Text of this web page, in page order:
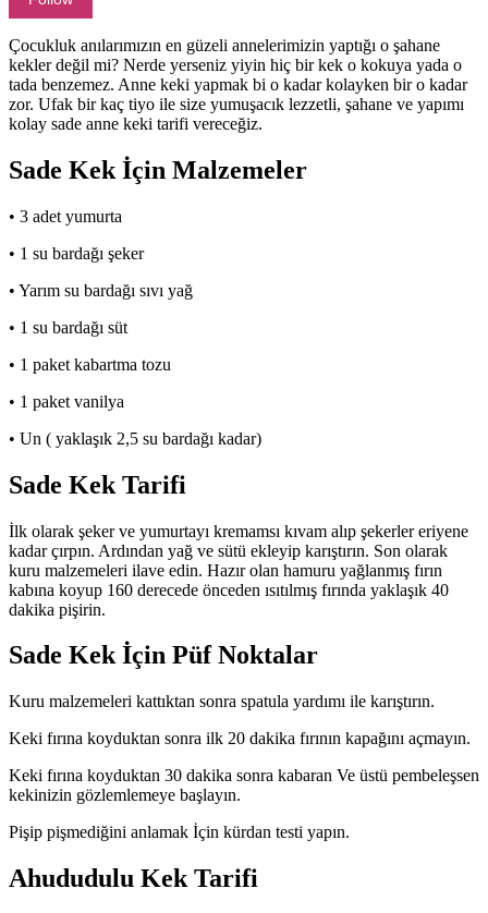
Çocukluk anılarımızın en güzeli annelerimizin yaptığı o şahane
kekler değil mi? Nerde yerseniz yiyin hiç bir kek o kokuya yada o
tada benzemez. Anne keki yapmak bi o kadar kolayken bir o kadar
zor. Ufak bir kaç tiyo ile size yumuşacık lezzetli, şahane ve yapımı
kolay sade anne keki tarifi vereceğiz.
Sade Kek İçin Malzemeler
• 3 adet yumurta
• 1 su bardağı şeker
• Yarım su bardağı sıvı yağ
• 1 su bardağı süt
• 1 paket kabartma tozu
• 1 paket vanilya
• Un ( yaklaşık 2,5 su bardağı kadar)
Sade Kek Tarifi
İlk olarak şeker ve yumurtayı kremamsı kıvam alıp şekerler eriyene
kadar çırpın. Ardından yağ ve sütü ekleyip karıştırın. Son olarak
kuru malzemeleri ilave edin. Hazır olan hamuru yağlanmış fırın
kabına koyup 160 derecede önceden ısıtılmış fırında yaklaşık 40
dakika pişirin.
Sade Kek İçin Püf Noktalar
Kuru malzemeleri kattıktan sonra spatula yardımı ile karıştırın.
Keki fırına koyduktan sonra ilk 20 dakika fırının kapağını açmayın.
Keki fırına koyduktan 30 dakika sonra kabaran Ve üstü pembeleşsen
kekinizin gözlemlemeye başlayın.
Pişip pişmediğini anlamak İçin kürdan testi yapın.
Ahududulu Kek Tarifi